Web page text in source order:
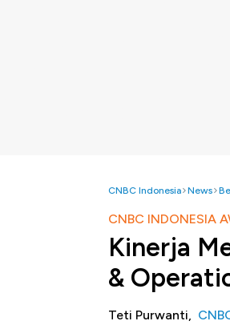
CNBC Indonesia News
CNBC INDONESIA
Kinerja
&
Teti Purwanti,